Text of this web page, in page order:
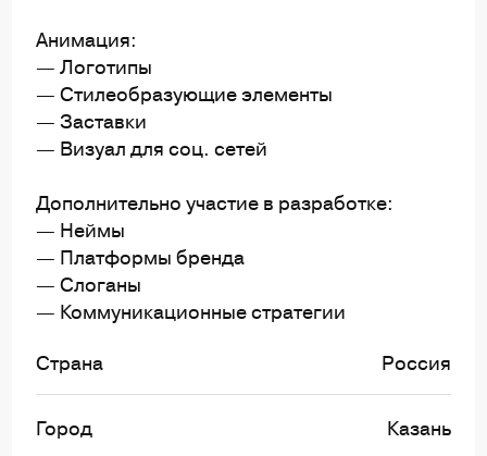
Страна Россия
Город Казань
Анимация:
— Логотипы
— Стилеобразующие элементы
— Заставки
— Визуал для соц. сетей
Дополнительно участие в разработке:
— Неймы
— Платформы бренда
— Слоганы
— Коммуникационные стратегии